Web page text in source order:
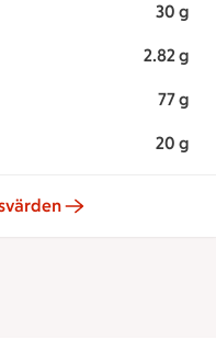
30 g
2.82 g
77 g
20 g